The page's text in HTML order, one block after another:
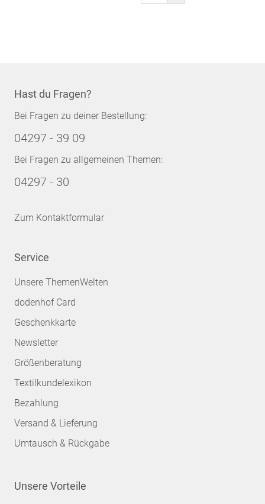
Hast du Fragen?
Bei Fragen zu deiner Bestellung:
04297 - 39 09
Bei Fragen zu allgemeinen Themen:
04297 - 30
Zum Kontaktformular
Service
Unsere ThemenWelten
dodenhof Card
Geschenkkarte
Newsletter
Größenberatung
Textilkundelexikon
Bezahlung
Versand & Lieferung
Umtausch & Rückgabe
Unsere Vorteile